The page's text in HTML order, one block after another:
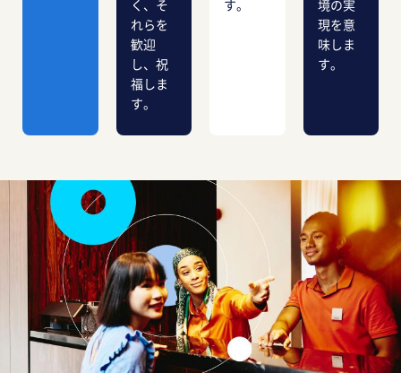
く、そ
れらを
歓迎
し、祝
福しま
す。
す。
境の実
現を意
味しま
す。